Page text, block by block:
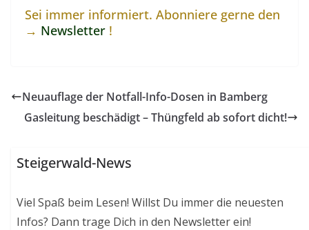
Sei immer informiert. Abonniere gerne den
→ Newsletter !
Neuauflage der Notfall-Info-Dosen in Bamberg
Gasleitung beschädigt – Thüngfeld ab sofort dicht!
Steigerwald-News
Viel Spaß beim Lesen! Willst Du immer die neuesten
Infos? Dann trage Dich in den Newsletter ein!